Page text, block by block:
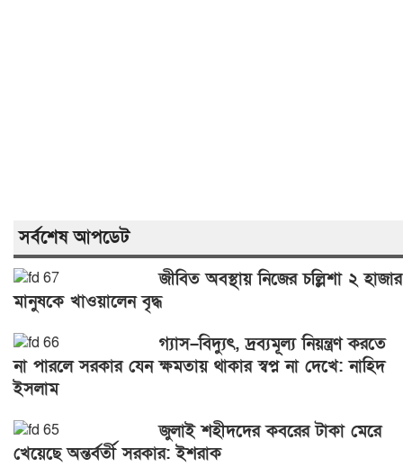
সর্বশেষ আপডেট
জীবিত অবস্থায় নিজের চল্লিশা ২ হাজার
মানুষকে খাওয়ালেন বৃদ্ধ
গ্যাস–বিদ্যুৎ, দ্রব্যমূল্য নিয়ন্ত্রণ করতে
না পারলে সরকার যেন ক্ষমতায় থাকার স্বপ্ন না দেখে: নাহিদ
ইসলাম
জুলাই শহীদদের কবরের টাকা মেরে
খেয়েছে অন্তর্বর্তী সরকার: ইশরাক